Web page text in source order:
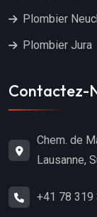
Plombier
Plombier Jura
Contactez-
Chem. de
Lausanne,
+41 78 319